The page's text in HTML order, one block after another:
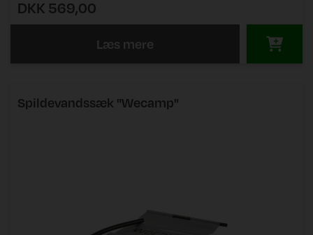
DKK 569,00
Læs mere
Spildevandssæk "Wecamp"